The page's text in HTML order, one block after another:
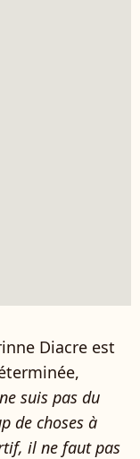
Diacre est
suis pas du
de choses à
il ne faut pas